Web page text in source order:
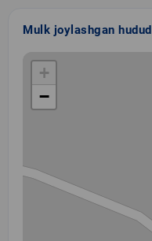
Mulk joylashgan hudud
+
−